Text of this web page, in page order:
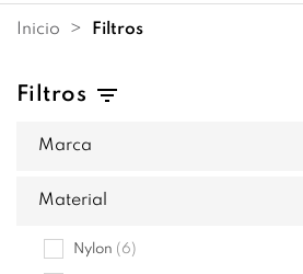
Inicio filtros
Filtros
Marca
Material
Nylon (6)